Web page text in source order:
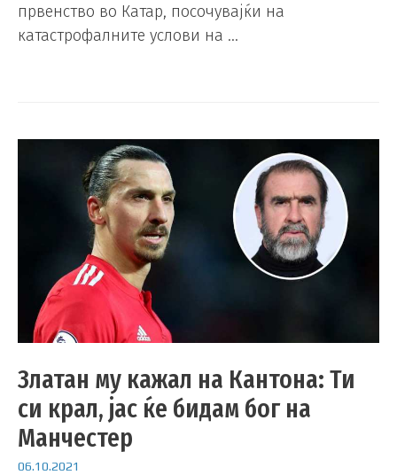
првенство во Катар, посочувајќи на
катастрофалните услови на …
Златан му кажал на Кантона: Ти
си крал, јас ќе бидам бог на
Манчестер
06.10.2021